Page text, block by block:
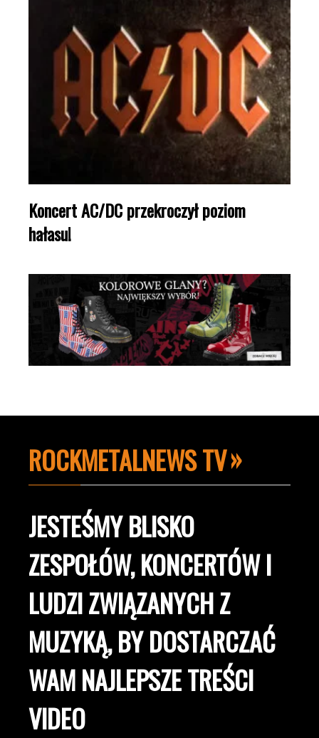
Koncert AC/DC przekroczył poziom
hałasu!
ROCKMETALNEWS TV
JESTEŚMY BLISKO
ZESPOŁÓW, KONCERTÓW I
LUDZI ZWIĄZANYCH Z
MUZYKĄ, BY DOSTARCZAĆ
WAM NAJLEPSZE TREŚCI
VIDEO